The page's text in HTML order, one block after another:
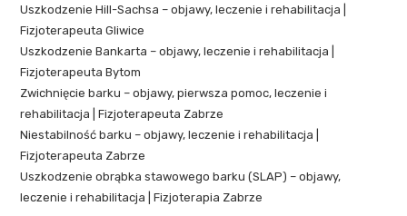
Uszkodzenie Hill-Sachsa – objawy, leczenie i rehabilitacja |
Fizjoterapeuta Gliwice
Uszkodzenie Bankarta – objawy, leczenie i rehabilitacja |
Fizjoterapeuta Bytom
Zwichnięcie barku – objawy, pierwsza pomoc, leczenie i
rehabilitacja | Fizjoterapeuta Zabrze
Niestabilność barku – objawy, leczenie i rehabilitacja |
Fizjoterapeuta Zabrze
Uszkodzenie obrąbka stawowego barku (SLAP) – objawy,
leczenie i rehabilitacja | Fizjoterapia Zabrze